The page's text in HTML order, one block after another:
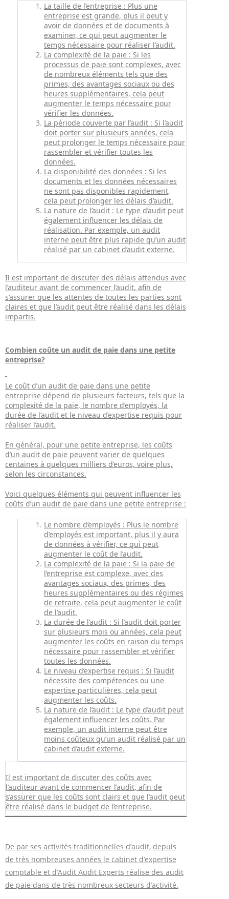
La taille de l’entreprise : Plus une
entreprise est grande, plus il peut y
avoir de données et de documents à
examiner, ce qui peut augmenter le
temps nécessaire pour réaliser l’audit.
La complexité de la paie : Si les
processus de paie sont complexes, avec
de nombreux éléments tels que des
primes, des avantages sociaux ou des
heures supplémentaires, cela peut
augmenter le temps nécessaire pour
vérifier les données.
La période couverte par l’audit : Si l’audit
doit porter sur plusieurs années, cela
peut prolonger le temps nécessaire pour
rassembler et vérifier toutes les
données.
La disponibilité des données : Si les
documents et les données nécessaires
ne sont pas disponibles rapidement,
cela peut prolonger les délais d’audit.
La nature de l’audit : Le type d’audit peut
également influencer les délais de
réalisation. Par exemple, un audit
interne peut être plus rapide qu’un audit
réalisé par un cabinet d’audit externe.
Il est important de discuter des délais attendus avec
l’auditeur avant de commencer l’audit, afin de
s’assurer que les attentes de toutes les parties sont
claires et que l’audit peut être réalisé dans les délais
impartis.
Combien coûte un audit de paie dans une petite
entreprise?
Le coût d’un audit de paie dans une petite
entreprise dépend de plusieurs facteurs, tels que la
complexité de la paie, le nombre d’employés, la
durée de l’audit et le niveau d’expertise requis pour
réaliser l’audit.
En général, pour une petite entreprise, les coûts
d’un audit de paie peuvent varier de quelques
centaines à quelques milliers d’euros, voire plus,
selon les circonstances.
Voici quelques éléments qui peuvent influencer les
coûts d’un audit de paie dans une petite entreprise :
Le nombre d’employés : Plus le nombre
d’employés est important, plus il y aura
de données à vérifier, ce qui peut
augmenter le coût de l’audit.
La complexité de la paie : Si la paie de
l’entreprise est complexe, avec des
avantages sociaux, des primes, des
heures supplémentaires ou des régimes
de retraite, cela peut augmenter le coût
de l’audit.
La durée de l’audit : Si l’audit doit porter
sur plusieurs mois ou années, cela peut
augmenter les coûts en raison du temps
nécessaire pour rassembler et vérifier
toutes les données.
Le niveau d’expertise requis : Si l’audit
nécessite des compétences ou une
expertise particulières, cela peut
augmenter les coûts.
La nature de l’audit : Le type d’audit peut
également influencer les coûts. Par
exemple, un audit interne peut être
moins coûteux qu’un audit réalisé par un
cabinet d’audit externe.
Il est important de discuter des coûts avec
l’auditeur avant de commencer l’audit, afin de
s’assurer que les coûts sont clairs et que l’audit peut
être réalisé dans le budget de l’entreprise.
De par ses activités traditionnelles d’audit, depuis
de très nombreuses années le cabinet d’expertise
comptable et d’Audit Audit Experts réalise des audit
de paie dans de très nombreux secteurs d’activité.